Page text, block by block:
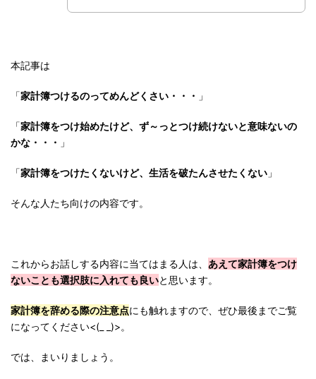
本記事は
「家計簿つけるのってめんどくさい・・・ 」
「家計簿をつけ始めたけど、ず～っとつけ続けないと意味ないの
かな・・・ 」
「家計簿をつけたくないけど、生活を破たんさせたくない 」
そんな人たち向けの内容です。
これからお話しする内容に当てはまる人は、 あえて家計簿をつけ
ないことも選択肢に入れても良いと思います。
家計簿を辞める際の注意点にも触れますので、ぜひ最後までご覧
になってください<(_ _)>。
では、まいりましょう。